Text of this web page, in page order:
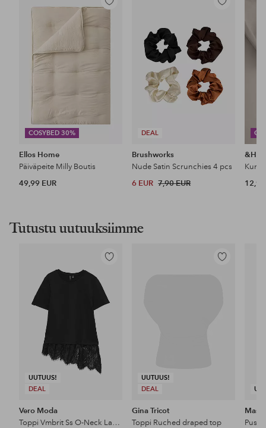
COSYBED 30%
Lisää
Ellos Home
Päiväpeite Milly Boutis
49,99 EUR
DEAL
Lisää
Brushworks
Nude Satin Scrunchies 4 pcs
6 EUR 7,90 EUR 12,99
Tutustu uutuuksiimme
UUTUUS!
DEAL
Lisää
Vero Moda
Toppi Vmbrit Ss O-Neck Lace T-Shirt Jrs
UUTUUS!
DEAL
Lisää
Gina Tricot
Toppi Ruched draped top
Masai